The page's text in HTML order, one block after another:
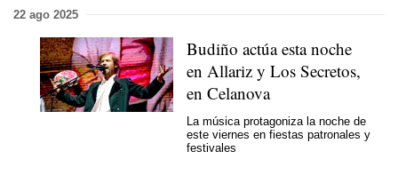
22 ago 2025
Budiño actúa esta noche
en Allariz y Los Secretos,
en Celanova
La música protagoniza la noche de
este viernes en fiestas patronales y
festivales